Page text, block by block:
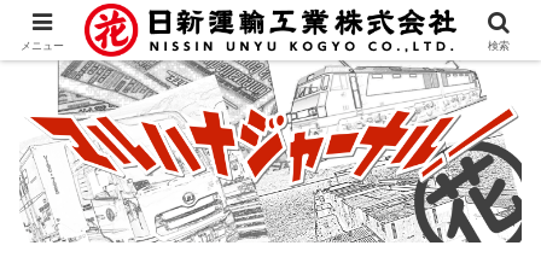
メニュー 検索